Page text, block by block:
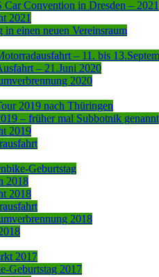
Car Convention in Dresden – 2021
2021
in einen neuen Vereinsraum
– 11. bis
– 21.Juni 2020
2020
2019 nach Thüringen
– früher mal Subbotnik genannt
2019
Geburtstag
2018
2018
2018
2017
Geburtstag 2017